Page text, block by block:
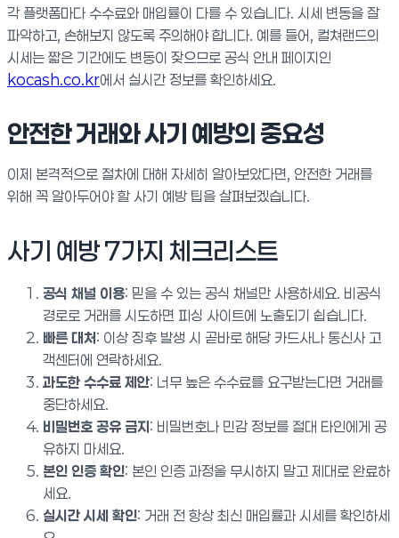
각 플랫폼마다 수수료와 매입률이 다를 수 있습니다. 시세 변동을 잘
파악하고, 손해보지 않도록 주의해야 합니다. 예를 들어, 컬쳐랜드의
시세는 짧은 기간에도 변동이 잦으므로 공식 안내 페이지인
kocash.co.kr에서 실시간 정보를 확인하세요.
안전한 거래와 사기 예방의 중요성
이제 본격적으로 절차에 대해 자세히 알아보았다면, 안전한 거래를
위해 꼭 알아두어야 할 사기 예방 팁을 살펴보겠습니다.
사기 예방 7가지 체크리스트
공식 채널 이용: 믿을 수 있는 공식 채널만 사용하세요. 비공식
경로로 거래를 시도하면 피싱 사이트에 노출되기 쉽습니다.
빠른 대처: 이상 징후 발생 시 곧바로 해당 카드사나 통신사 고
객센터에 연락하세요.
과도한 수수료 제안: 너무 높은 수수료를 요구받는다면 거래를
중단하세요.
비밀번호 공유 금지: 비밀번호나 민감 정보를 절대 타인에게 공
유하지 마세요.
본인 인증 확인: 본인 인증 과정을 무시하지 말고 제대로 완료하
세요.
실시간 시세 확인: 거래 전 항상 최신 매입률과 시세를 확인하세